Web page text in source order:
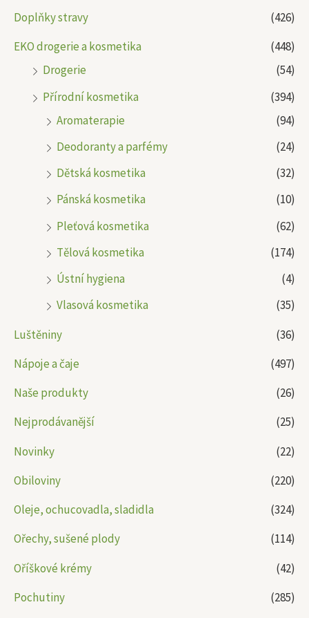
Doplňky stravy
(426)
EKO drogerie a kosmetika
(448)
Drogerie
(54)
Přírodní kosmetika
(394)
Aromaterapie
(94)
Deodoranty a parfémy
(24)
Dětská kosmetika
(32)
Pánská kosmetika
(10)
Pleťová kosmetika
(62)
Tělová kosmetika
(174)
Ústní hygiena
(4)
Vlasová kosmetika
(35)
Luštěniny
(36)
Nápoje a čaje
(497)
Naše produkty
(26)
Nejprodávanější
(25)
Novinky
(22)
Obiloviny
(220)
Oleje, ochucovadla, sladidla
(324)
Ořechy, sušené plody
(114)
Oříškové krémy
(42)
Pochutiny
(285)